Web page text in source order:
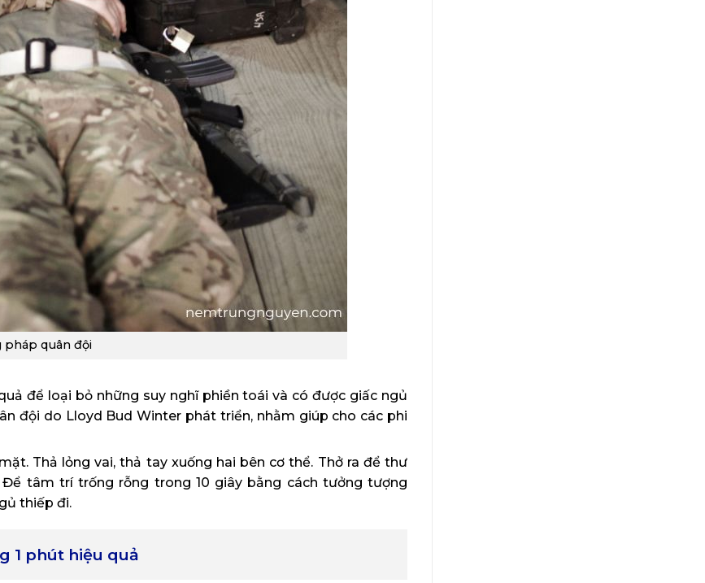
pháp quân đội
để loại bỏ những suy nghĩ phiền toái và có được giấc ngủ
đội do Lloyd Bud Winter phát triển, nhằm giúp cho các phi
Thả lỏng vai, thả tay xuống hai bên cơ thể. Thở ra để thư
tâm trí trống rỗng trong 10 giây bằng cách tưởng tượng
thiếp đi.
1 phút hiệu quả